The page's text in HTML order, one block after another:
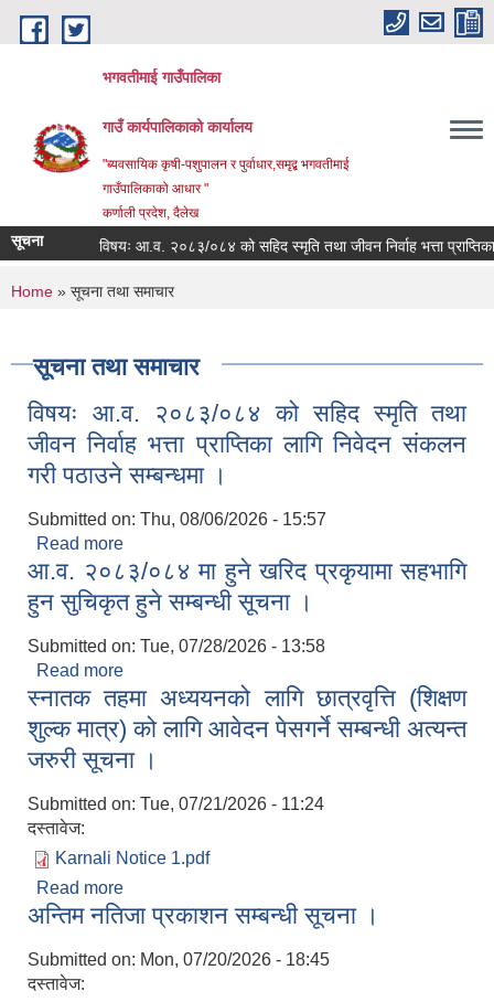
Skip to main content
भगवतीमाई गाउँपालिका
गाउँ कार्यपालिकाको कार्यालय
"ब्यवसायिक कृषी-पशुपालन र पुर्वाधार,समृद्ब भगवतीमाई
गाउँपालिकाको आधार "
कर्णाली प्रदेश, दैलेख
सूचना विषयः आ.व. २०८३/०८४ को सहिद स्मृति तथा जीवन निर्वाह भत्ता प्राप्तिका
You are here
Home » सूचना तथा समाचार
सूचना तथा समाचार
विषयः आ.व. २०८३/०८४ को सहिद स्मृति तथा
जीवन निर्वाह भत्ता प्राप्तिका लागि निवेदन संकलन
गरी पठाउने सम्बन्धमा ।
Submitted on: Thu, 08/06/2026 - 15:57
Read more
निर्वाह भत्ता प्राप्तिका लागि निवेदन संकलन गरी पठाउने
सम्बन्धमा ।
आ.व. २०८३/०८४ मा हुने खरिद प्रकृयामा सहभागि
हुन सुचिकृत हुने सम्बन्धी सूचना ।
Submitted on: Tue, 07/28/2026 - 13:58
Read more
हुन सुचिकृत हुने सम्बन्धी सूचना ।
स्नातक तहमा अध्ययनको लागि छात्रवृत्ति (शिक्षण
शुल्क मात्र) को लागि आवेदन पेसगर्ने सम्बन्धी अत्यन्त
जरुरी सूचना ।
Submitted on: Tue, 07/21/2026 - 11:24
दस्तावेज:
Karnali Notice 1.pdf
Read more
शुल्क मात्र) को लागि आवेदन पेसगर्ने सम्बन्धी अत्यन्त जरुरी
अन्तिम नतिजा प्रकाशन सम्बन्धी सूचना ।
Submitted on: Mon, 07/20/2026 - 18:45
दस्तावेज: